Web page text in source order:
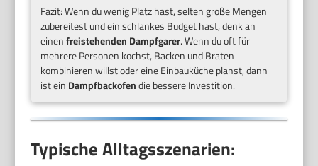
Fazit: Wenn du wenig Platz hast, selten große Mengen
zubereitest und ein schlankes Budget hast, denk an
einenfreistehenden Dampfgarer. Wenn du oft für
mehrere Personen kochst, Backen und Braten
kombinieren willst oder eine Einbauküche planst, dann
ist ein Dampfbackofendie bessere Investition.
Typische Alltagsszenarien: